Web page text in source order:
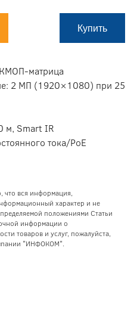
Купить
матрица
2 МП (1920×1080) при 25
м, Smart IR
тока/PoE
что вся информация,
характер и не
положениями Статьи
информации о
товаров и услуг, пожалуйста,
"ИНФОКОМ".